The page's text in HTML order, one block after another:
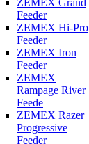
ZEMEX Grand
Feeder
ZEMEX Hi-Pro
Feeder
ZEMEX Iron
Feeder
ZEMEX
Rampage River
Feede
ZEMEX Razer
Progressive
Feeder